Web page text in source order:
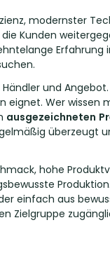
modernster
Kunden
Erfahrung
und
Wer wissen
ausgezeichneten
überzeugt
hohe
einfach aus
Zielgruppe